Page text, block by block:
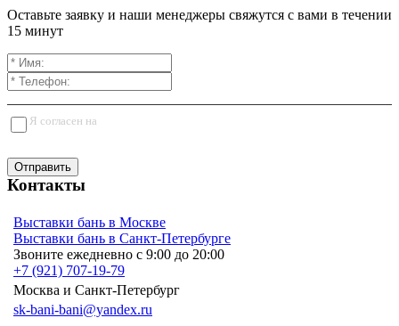
Оставьте заявку и наши менеджеры свяжутся с вами в течении
15 минут
Я согласен на
Отправить
Контакты
Выставки бань в Москве
Выставки бань в Санкт-Петербурге
Звоните ежедневно с 9:00 до 20:00
+7 (921) 707-19-79
Москва и Санкт-Петербург
sk-bani-bani@yandex.ru